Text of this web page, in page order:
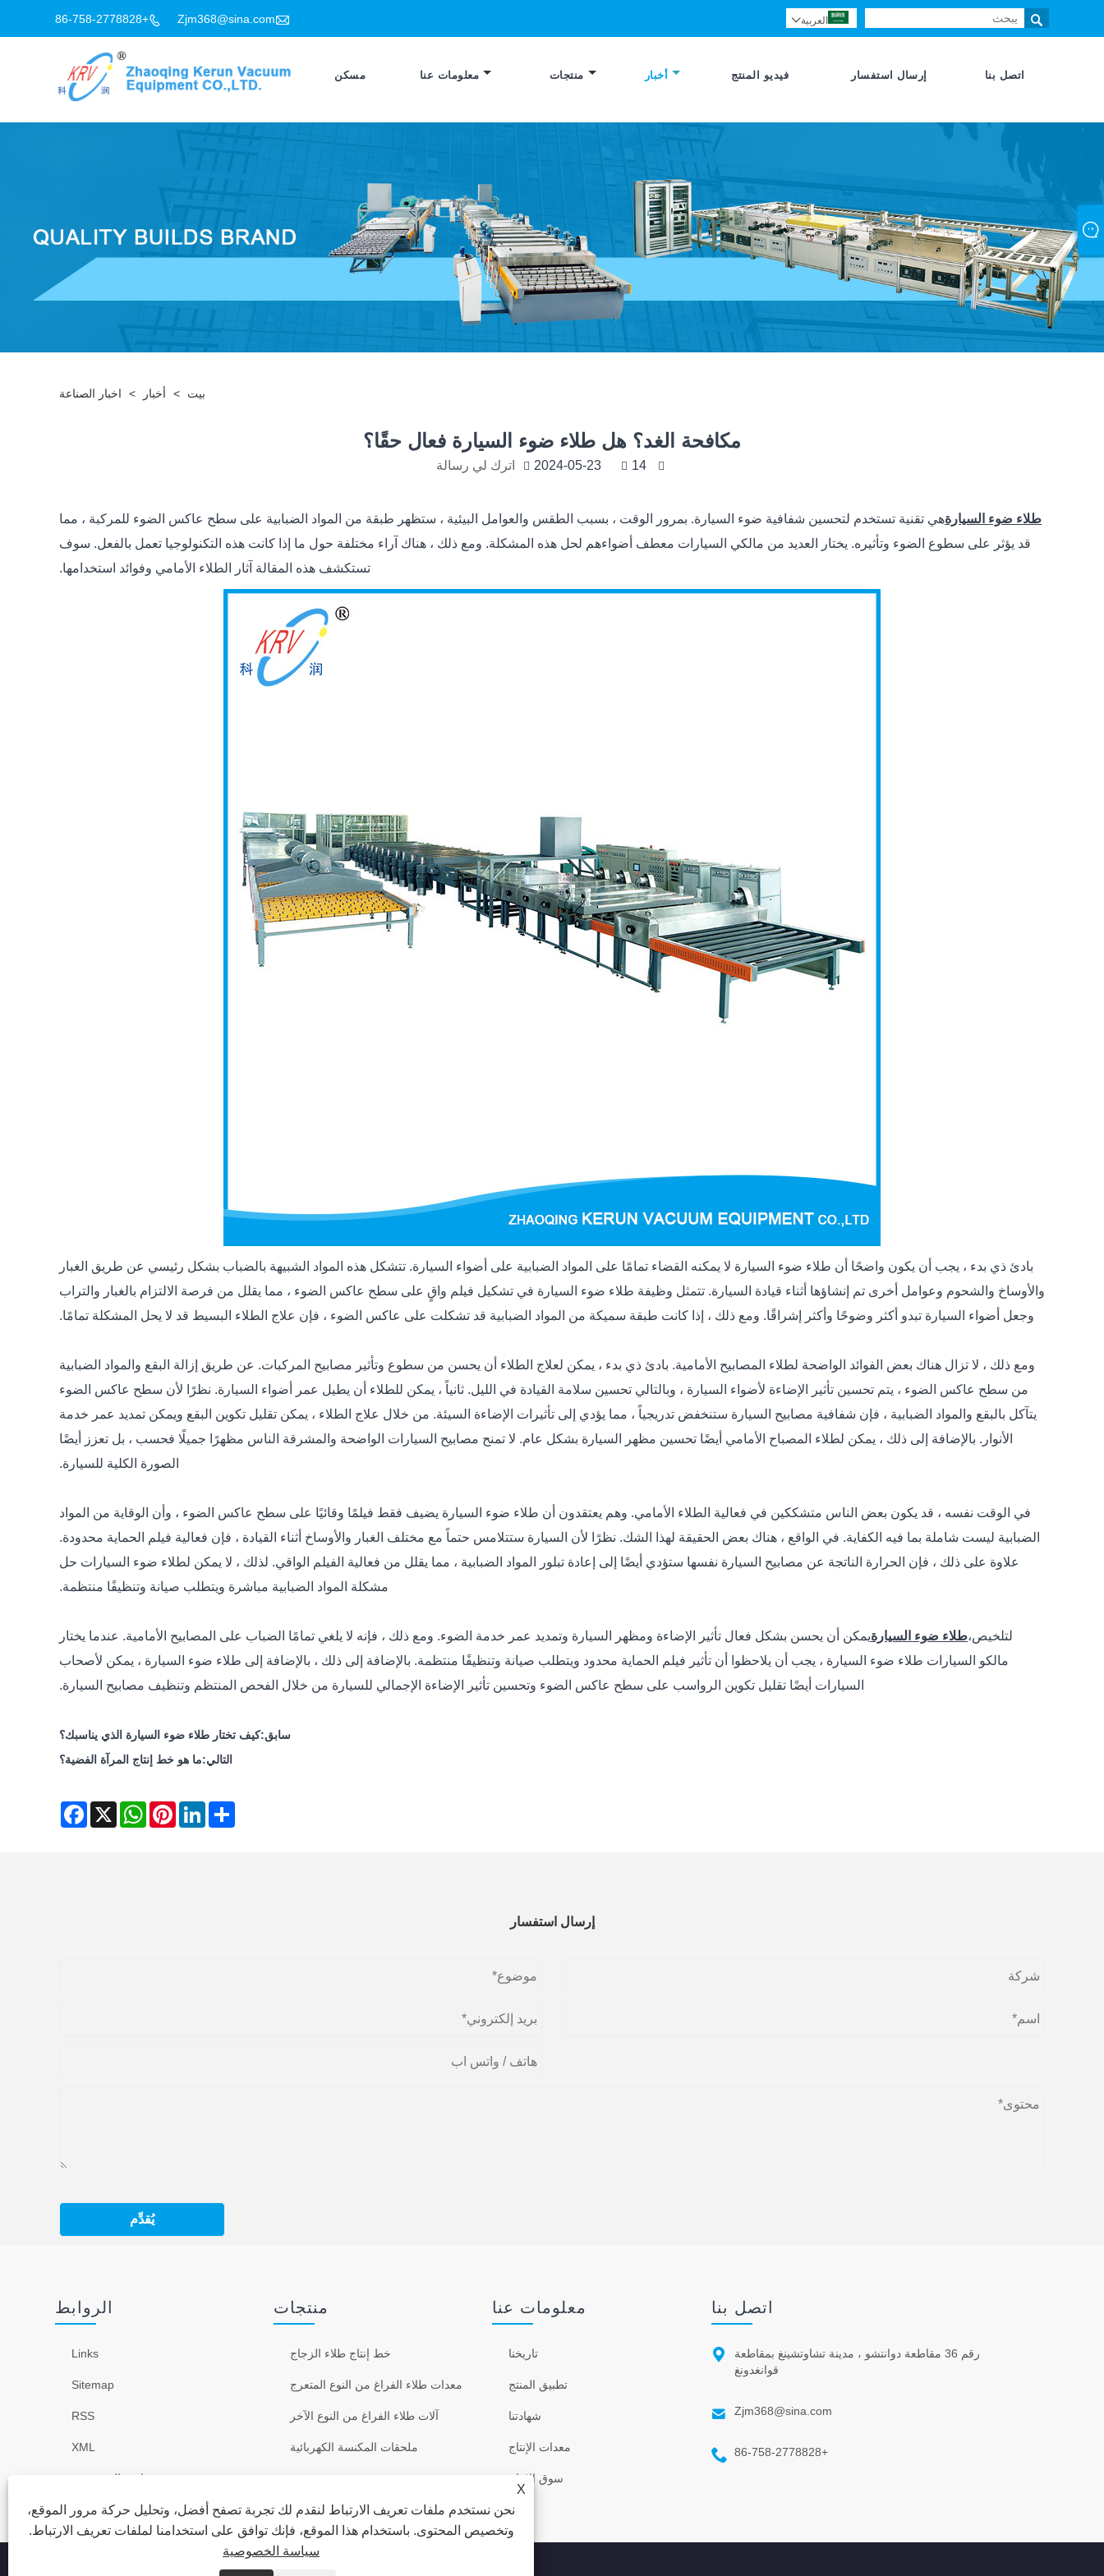

Zjm368@sina.com

+86-758-2778828  العربية
مسكن معلومات عنا منتجات أخبار فيديو المنتج إرسال استفسار اتصل بنا
بيت > أخبار > اخبار الصناعة
مكافحة الغد؟ هل طلاء ضوء السيارة فعال حقًا؟
2024-05-23 14 اترك لي رسالة
طلاء ضوء السيارةهي تقنية تستخدم لتحسين شفافية ضوء السيارة. بمرور الوقت ، بسبب الطقس والعوامل البيئية ، ستظهر طبقة من المواد الضبابية على سطح عاكس الضوء للمركبة ، مما
قد يؤثر على سطوع الضوء وتأثيره. يختار العديد من مالكي السيارات معطف أضواءهم لحل هذه المشكلة. ومع ذلك ، هناك آراء مختلفة حول ما إذا كانت هذه التكنولوجيا تعمل بالفعل. سوف
تستكشف هذه المقالة آثار الطلاء الأمامي وفوائد استخدامها.
بادئ ذي بدء ، يجب أن يكون واضحًا أن طلاء ضوء السيارة لا يمكنه القضاء تمامًا على المواد الضبابية على أضواء السيارة. تتشكل هذه المواد الشبيهة بالضباب بشكل رئيسي عن طريق الغبار
والأوساخ والشحوم وعوامل أخرى تم إنشاؤها أثناء قيادة السيارة. تتمثل وظيفة طلاء ضوء السيارة في تشكيل فيلم واقٍ على سطح عاكس الضوء ، مما يقلل من فرصة الالتزام بالغبار والتراب
وجعل أضواء السيارة تبدو أكثر وضوحًا وأكثر إشراقًا. ومع ذلك ، إذا كانت طبقة سميكة من المواد الضبابية قد تشكلت على عاكس الضوء ، فإن علاج الطلاء البسيط قد لا يحل المشكلة تمامًا.
ومع ذلك ، لا تزال هناك بعض الفوائد الواضحة لطلاء المصابيح الأمامية. بادئ ذي بدء ، يمكن لعلاج الطلاء أن يحسن من سطوع وتأثير مصابيح المركبات. عن طريق إزالة البقع والمواد الضبابية
من سطح عاكس الضوء ، يتم تحسين تأثير الإضاءة لأضواء السيارة ، وبالتالي تحسين سلامة القيادة في الليل. ثانياً ، يمكن للطلاء أن يطيل عمر أضواء السيارة. نظرًا لأن سطح عاكس الضوء
يتآكل بالبقع والمواد الضبابية ، فإن شفافية مصابيح السيارة ستنخفض تدريجياً ، مما يؤدي إلى تأثيرات الإضاءة السيئة. من خلال علاج الطلاء ، يمكن تقليل تكوين البقع ويمكن تمديد عمر خدمة
الأنوار. بالإضافة إلى ذلك ، يمكن لطلاء المصباح الأمامي أيضًا تحسين مظهر السيارة بشكل عام. لا تمنح مصابيح السيارات الواضحة والمشرقة الناس مظهرًا جميلًا فحسب ، بل تعزز أيضًا
الصورة الكلية للسيارة.
في الوقت نفسه ، قد يكون بعض الناس متشككين في فعالية الطلاء الأمامي. وهم يعتقدون أن طلاء ضوء السيارة يضيف فقط فيلمًا وقائيًا على سطح عاكس الضوء ، وأن الوقاية من المواد
الضبابية ليست شاملة بما فيه الكفاية. في الواقع ، هناك بعض الحقيقة لهذا الشك. نظرًا لأن السيارة ستتلامس حتماً مع مختلف الغبار والأوساخ أثناء القيادة ، فإن فعالية فيلم الحماية محدودة.
علاوة على ذلك ، فإن الحرارة الناتجة عن مصابيح السيارة نفسها ستؤدي أيضًا إلى إعادة تبلور المواد الضبابية ، مما يقلل من فعالية الفيلم الواقي. لذلك ، لا يمكن لطلاء ضوء السيارات حل
مشكلة المواد الضبابية مباشرة ويتطلب صيانة وتنظيفًا منتظمة.
لتلخيص،طلاء ضوء السيارةيمكن أن يحسن بشكل فعال تأثير الإضاءة ومظهر السيارة وتمديد عمر خدمة الضوء. ومع ذلك ، فإنه لا يلغي تمامًا الضباب على المصابيح الأمامية. عندما يختار
مالكو السيارات طلاء ضوء السيارة ، يجب أن يلاحظوا أن تأثير فيلم الحماية محدود ويتطلب صيانة وتنظيفًا منتظمة. بالإضافة إلى ذلك ، بالإضافة إلى طلاء ضوء السيارة ، يمكن لأصحاب
السيارات أيضًا تقليل تكوين الرواسب على سطح عاكس الضوء وتحسين تأثير الإضاءة الإجمالي للسيارة من خلال الفحص المنتظم وتنظيف مصابيح السيارة.
سابق:كيف تختار طلاء ضوء السيارة الذي يناسبك؟
التالي:ما هو خط إنتاج المرآة الفضية؟
Facebook X
WhatsAppPinterestLinkedInShare
إرسال استفسار
يُقدِّم
X
نحن نستخدم ملفات تعريف الارتباط لنقدم لك تجربة تصفح أفضل، وتحليل حركة مرور الموقع،
وتخصيص المحتوى. باستخدام هذا الموقع، فإنك توافق على استخدامنا لملفات تعريف الارتباط.
سياسة الخصوصية
اتصل بنا

رقم 36 مقاطعة دوانتشو ، مدينة تشاوتشينغ بمقاطعة
قوانغدونغ
 Zjm368@sina.com
 +86-758-2778828
معلومات عنا
تاريخنا
تطبيق المنتج
شهادتنا
معدات الإنتاج
سوق الإنتاج
منتجات
خط إنتاج طلاء الزجاج
معدات طلاء الفراغ من النوع المتعرج
آلات طلاء الفراغ من النوع الآخر
ملحقات المكنسة الكهربائية
الروابط
Links
Sitemap
RSS
XML
سياسة الخصوصية